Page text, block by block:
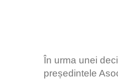
În urma unei
președintele